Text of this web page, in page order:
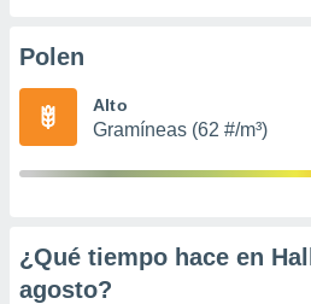
e
mediante
de
Polen
Alto
Gramíneas (62 #/m³)
¿Qué tiempo hace en
agosto?